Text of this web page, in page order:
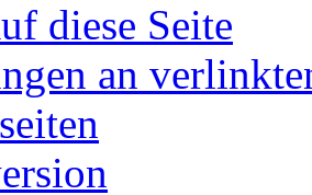
diese Seite
an